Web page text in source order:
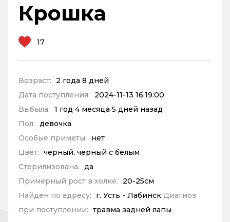
Крошка
17
Возраст:
2 года 8 дней
Дата поступления:
2024-11-13 16:19:00
Выбыла: 1 год 4 месяца 5 дней назад
Пол: девочка
Особые приметы:
нет
Цвет: черный, чёрный с белым
Стерилизована: да
Примерный рост в холке:
20-25см
Найден по адресу:
г. Усть - Лабинск Диагноз
при поступлении: травма задней лапы